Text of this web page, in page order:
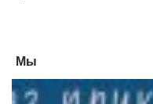
Мы